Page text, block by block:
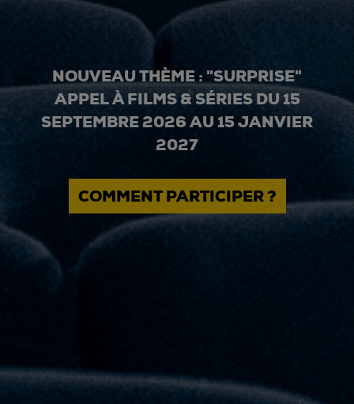
NOUVEAU THÈME : "SURPRISE"
APPEL À FILMS & SÉRIES DU 15
SEPTEMBRE 2026 AU 15 JANVIER
2027
COMMENT PARTICIPER ?